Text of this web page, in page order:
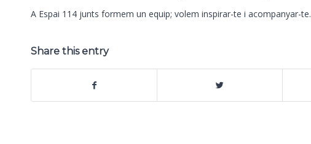
A Espai 114 junts formem un equip; volem inspirar-te i acompanyar-te.
Share this entry